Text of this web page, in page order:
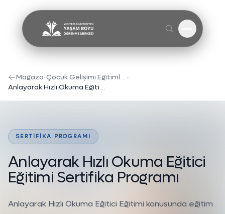
Menüyü
Mağaza• Çocuk Gelişimi Eğitimleri •
Anlayarak Hızlı Okuma Eğitici Eğitimi Sertifika Programı
SERTIFIKA PROGRAMI
Anlayarak Hızlı Okuma Eğitici
Eğitimi Sertifika Programı
Anlayarak Hızlı Okuma Eğitici Eğitimi konusunda eğitim